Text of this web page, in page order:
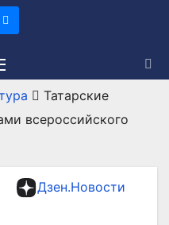
Татарские
всероссийского
Дзен.Новости